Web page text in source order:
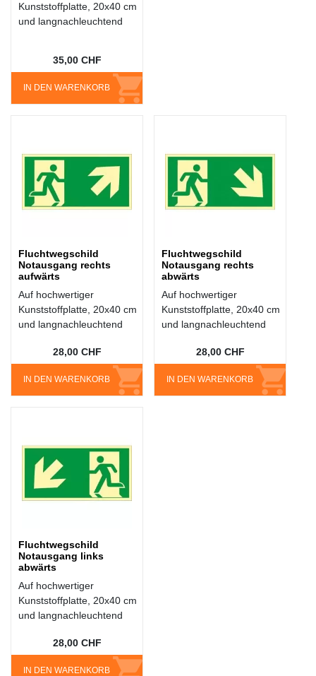
Kunststoffplatte, 20x40 cm
und langnachleuchtend
IN DEN WARENKORB
35,00 CHF
Fluchtwegschild
Notausgang rechts
aufwärts
Auf hochwertiger
Kunststoffplatte, 20x40 cm
und langnachleuchtend
IN DEN WARENKORB
28,00 CHF
Fluchtwegschild
Notausgang rechts
abwärts
Auf hochwertiger
Kunststoffplatte, 20x40 cm
und langnachleuchtend
IN DEN WARENKORB
28,00 CHF
Fluchtwegschild
Notausgang links
abwärts
Auf hochwertiger
Kunststoffplatte, 20x40 cm
und langnachleuchtend
IN DEN WARENKORB
28,00 CHF